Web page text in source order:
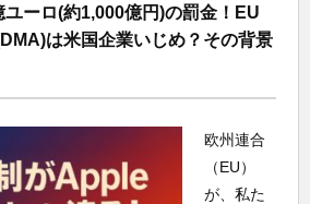
ーロ(約1,000億円)の罰金！EU
は米国企業いじめ？その背景
欧州連合
（EU）
が、私た